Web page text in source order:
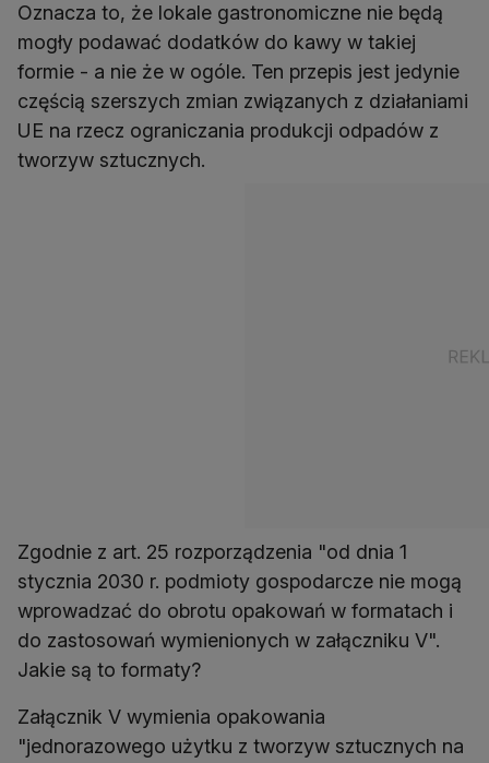
Oznacza to, że lokale gastronomiczne nie będą
mogły podawać dodatków do kawy w takiej
formie - a nie że w ogóle. Ten przepis jest jedynie
częścią szerszych zmian związanych z działaniami
UE na rzecz ograniczania produkcji odpadów z
tworzyw sztucznych.
Zgodnie z art. 25 rozporządzenia "od dnia 1
stycznia 2030 r. podmioty gospodarcze nie mogą
wprowadzać do obrotu opakowań w formatach i
do zastosowań wymienionych w załączniku V".
Jakie są to formaty?
Załącznik V wymienia opakowania
"jednorazowego użytku z tworzyw sztucznych na